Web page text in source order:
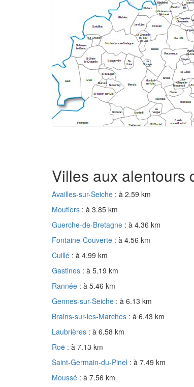
Villes aux alentours
Availles-sur-Seiche : à 2.59 km
Moutiers : à 3.85 km
Guerche-de-Bretagne : à 4.36 km
Fontaine-Couverte : à 4.56 km
Cuillé : à 4.99 km
Gastines : à 5.19 km
Rannée : à 5.46 km
Gennes-sur-Seiche : à 6.13 km
Brains-sur-les-Marches : à 6.43 km
Laubrières : à 6.58 km
Roë : à 7.13 km
Saint-Germain-du-Pinel : à 7.49 km
Moussé : à 7.56 km